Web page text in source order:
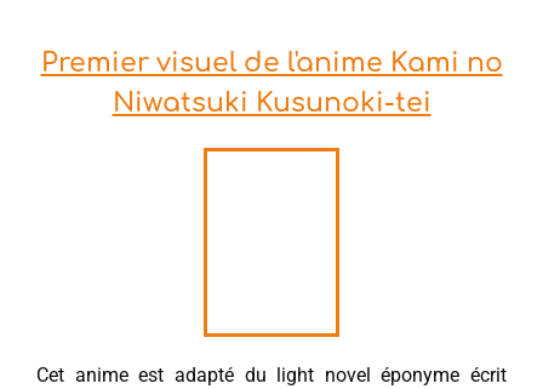
Premier visuel de l'anime Kami no
Niwatsuki Kusunoki-tei
Cet anime est adapté du light novel éponyme écrit